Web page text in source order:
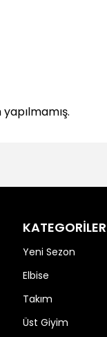
KATEGORİLER
Yeni Sezon
Elbise
Takım
Üst Giyim